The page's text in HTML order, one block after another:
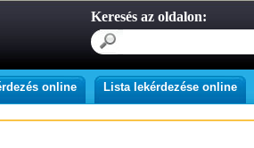
Keresés az oldalon:
online Lista lekérdezése online